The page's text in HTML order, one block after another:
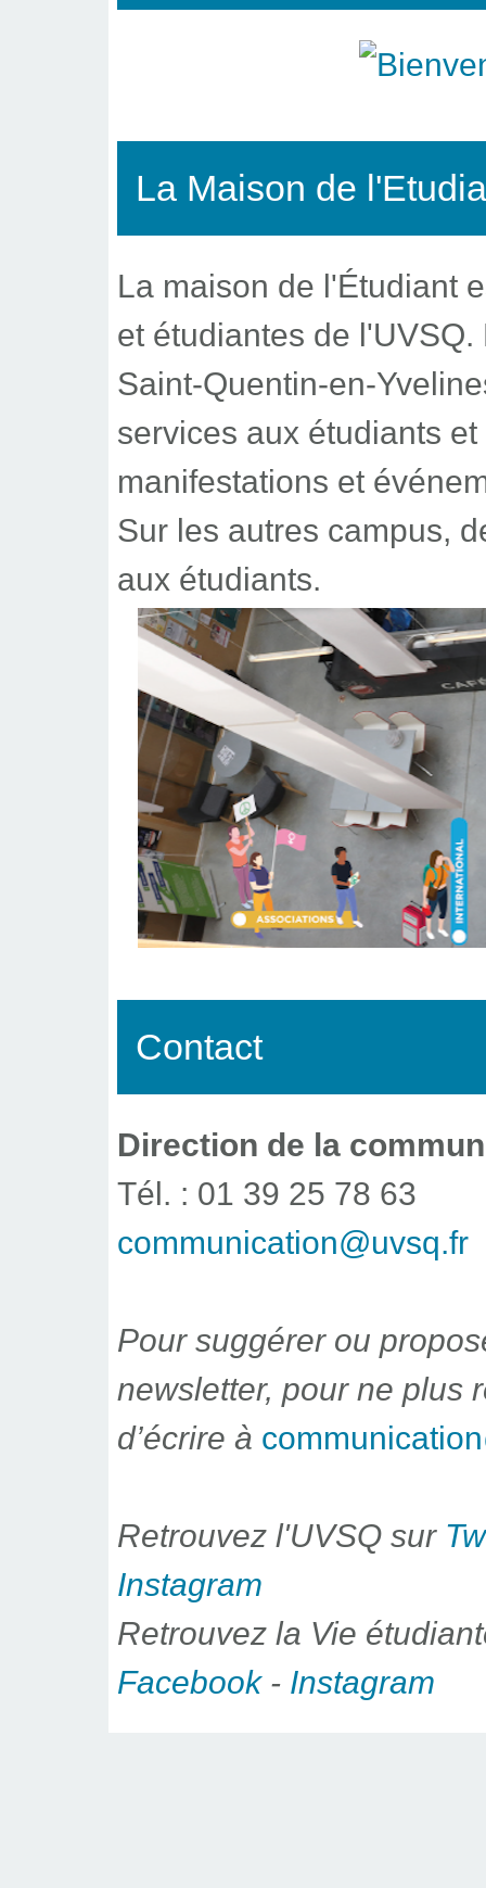
La Maison de
La maison de l'Étudiant
et étudiantes de
Saint-Quentin-en-
services aux étudiants
manifestations et
Sur les autres campus,
aux étudiants.
Contact
Direction de la
Tél. : 01 39 25 78 63
communication@uvsq.fr
Pour suggérer ou
newsletter, pour ne plus
d’écrire à
Retrouvez l'UVSQ sur
Instagram
Retrouvez la Vie
Facebook - Instagram